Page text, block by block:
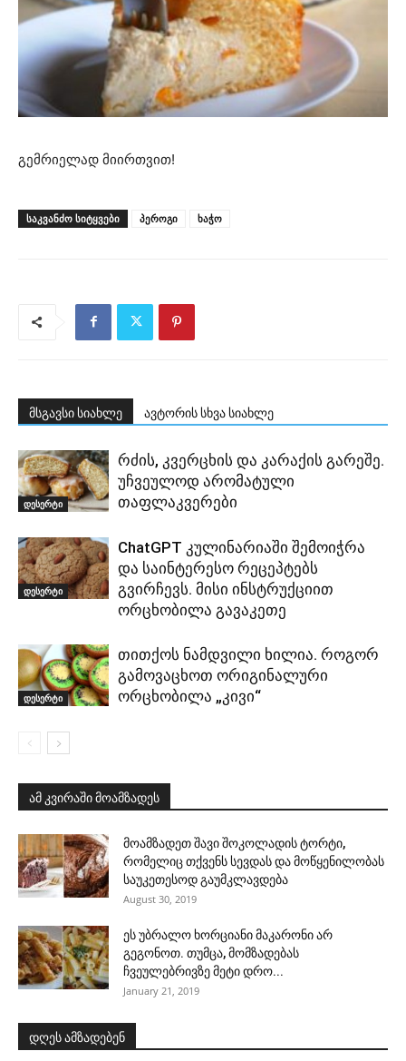
გემრიელად მიირთვით!
ᲡᲐᲙᲕᲐᲜᲫᲝ ᲡᲘᲢᲧᲕᲔᲑᲘ პეროგი ხაჭო
მსგავსი სიახლე ავტორის სხვა სიახლე
დესერტი
რძის, კვერცხის და კარაქის გარეშე.
უჩვეულოდ არომატული
თაფლაკვერები
დესერტი
ChatGPT კულინარიაში შემოიჭრა
და საინტერესო რეცეპტებს
გვირჩევს. მისი ინსტრუქციით
ორცხობილა გავაკეთე
დესერტი
თითქოს ნამდვილი ხილია. როგორ
გამოვაცხოთ ორიგინალური
ორცხობილა „კივი“
ამ კვირაში მოამზადეს
მოამზადეთ შავი შოკოლადის ტორტი,
რომელიც თქვენს სევდას და მოწყენილობას
საუკეთესოდ გაუმკლავდება
August 30, 2019
ეს უბრალო ხორციანი მაკარონი არ
გეგონოთ. თუმცა, მომზადებას
ჩვეულებრივზე მეტი დრო...
January 21, 2019
დღეს ამზადებენ